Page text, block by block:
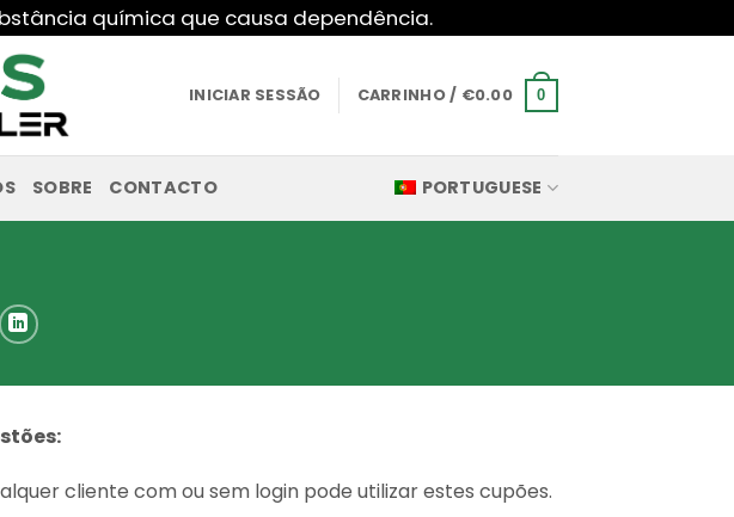
química que causa dependência.
INICIAR SESSÃO CARRINHO / €0.00 0
SOBRE CONTACTO PORTUGUESE
cliente com ou sem login pode utilizar estes cupões.